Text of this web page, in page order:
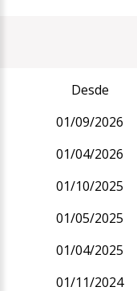
Desde
01/09/2026
01/04/2026
01/10/2025
01/05/2025
01/04/2025
01/11/2024